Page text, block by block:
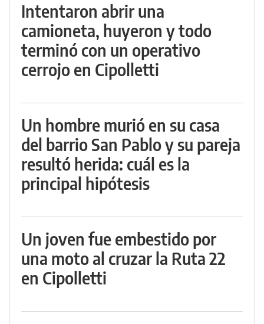
Intentaron abrir una
camioneta, huyeron y todo
terminó con un operativo
cerrojo en Cipolletti
Un hombre murió en su casa
del barrio San Pablo y su pareja
resultó herida: cuál es la
principal hipótesis
Un joven fue embestido por
una moto al cruzar la Ruta 22
en Cipolletti